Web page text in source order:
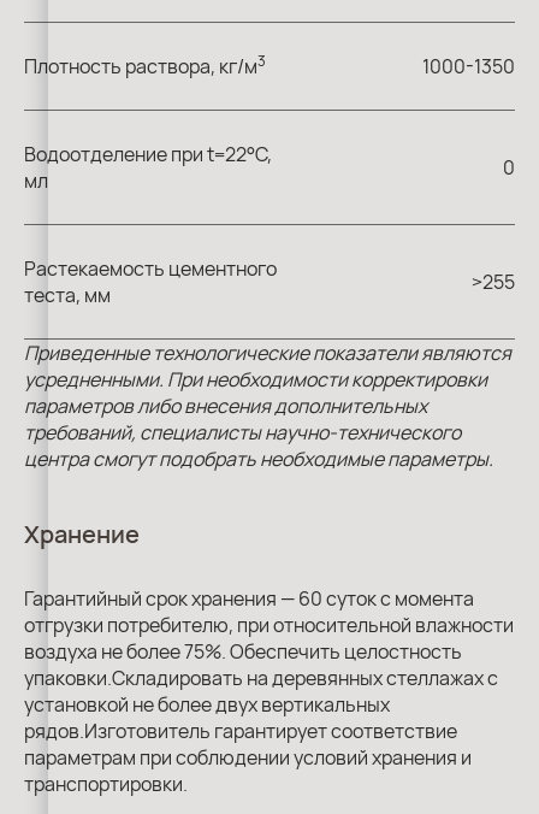
Плотность раствора, кг/м3 1000-1350
Водоотделение при t=22°С,
мл
0
Растекаемость цементного
теста, мм
>255
Приведенные технологические показатели являются
усредненными. При необходимости корректировки
параметров либо внесения дополнительных
требований, специалисты научно-технического
центра смогут подобрать необходимые параметры.
Хранение
Гарантийный срок хранения — 60 cуток с момента
отгрузки потребителю, при относительной влажности
воздуха не более 75%. Обеспечить целостность
упаковки.Складировать на деревянных стеллажах с
установкой не более двух вертикальных
рядов.Изготовитель гарантирует соответствие
параметрам при соблюдении условий хранения и
транспортировки.